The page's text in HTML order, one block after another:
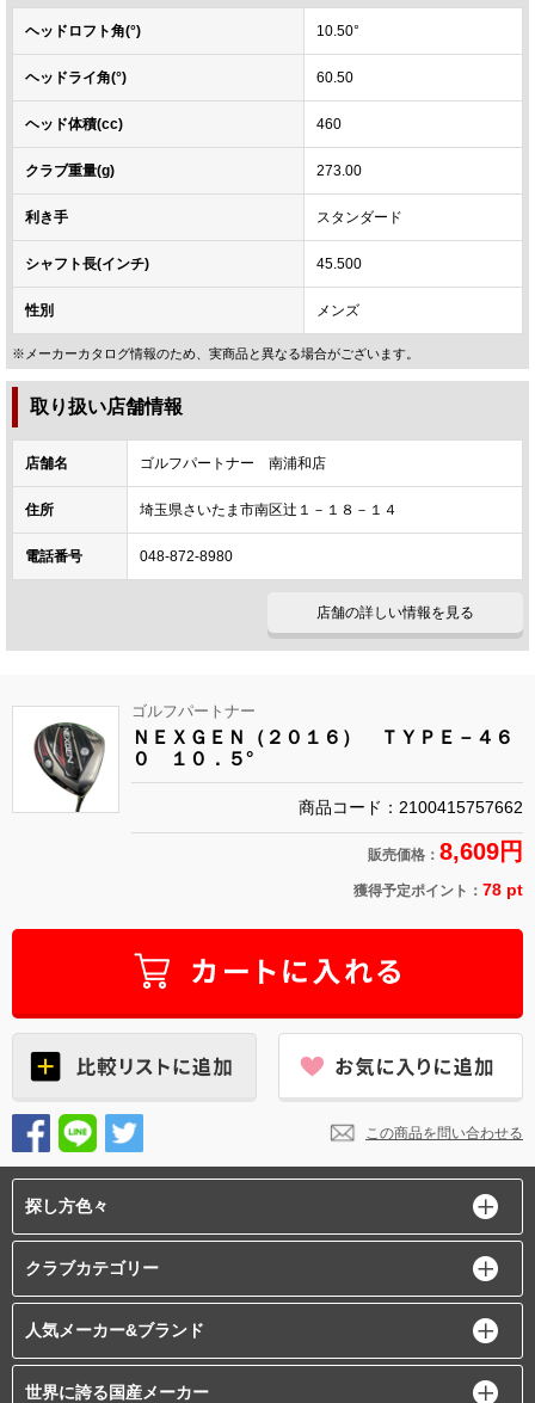
ヘッドロフト角(°) 10.50°
ヘッドライ角(°) 60.50
ヘッド体積(cc) 460
クラブ重量(g) 273.00
利き手 スタンダード
シャフト長(インチ) 45.500
性別 メンズ
※メーカーカタログ情報のため、実商品と異なる場合がございます。
取り扱い店舗情報
店舗名 ゴルフパートナー 南浦和店
住所 埼玉県さいたま市南区辻１－１８－１４
電話番号 048-872-8980
店舗の詳しい情報を見る
ゴルフパートナー
ＮＥＸＧＥＮ（２０１６） ＴＹＰＥ－４６
０ １０．５°
商品コード：2100415757662
販売価格： 8,609円
獲得予定ポイント： 78 pt
この商品を問い合わせる
探し方色々
クラブカテゴリー
人気メーカー&ブランド
世界に誇る国産メーカー